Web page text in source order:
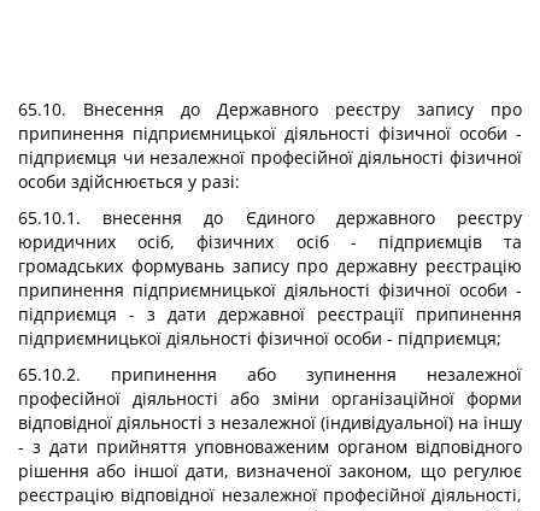
65.10. Внесення до Державного реєстру запису про
припинення підприємницької діяльності фізичної особи -
підприємця чи незалежної професійної діяльності фізичної
особи здійснюється у разі:
65.10.1. внесення до Єдиного державного реєстру
юридичних осіб, фізичних осіб - підприємців та
громадських формувань запису про державну реєстрацію
припинення підприємницької діяльності фізичної особи -
підприємця - з дати державної реєстрації припинення
підприємницької діяльності фізичної особи - підприємця;
65.10.2. припинення або зупинення незалежної
професійної діяльності або зміни організаційної форми
відповідної діяльності з незалежної (індивідуальної) на іншу
- з дати прийняття уповноваженим органом відповідного
рішення або іншої дати, визначеної законом, що регулює
реєстрацію відповідної незалежної професійної діяльності,